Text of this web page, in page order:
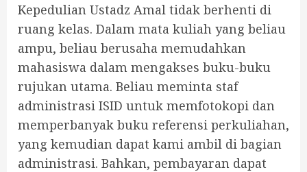
Kepedulian Ustadz Amal tidak berhenti di
ruang kelas. Dalam mata kuliah yang beliau
ampu, beliau berusaha memudahkan
mahasiswa dalam mengakses buku-buku
rujukan utama. Beliau meminta staf
administrasi ISID untuk memfotokopi dan
memperbanyak buku referensi perkuliahan,
yang kemudian dapat kami ambil di bagian
administrasi. Bahkan, pembayaran dapat